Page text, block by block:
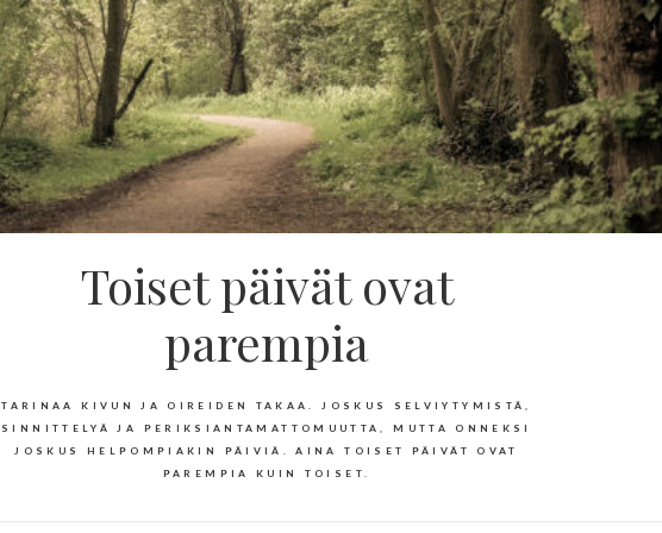
Toiset päivät ovat
parempia
TARINAA KIVUN JA OIREIDEN TAKAA. JOSKUS SELVIYTYMISTÄ,
SINNITTELYÄ JA PERIKSIANTAMATTOMUUTTA, MUTTA ONNEKSI
JOSKUS HELPOMPIAKIN PÄIVIÄ. AINA TOISET PÄIVÄT OVAT
PAREMPIA KUIN TOISET.